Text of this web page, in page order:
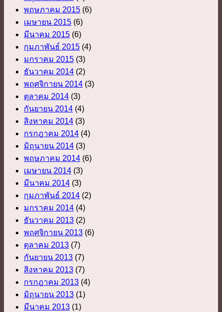
พฤษภาคม 2015 (6)
เมษายน 2015 (6)
มีนาคม 2015 (6)
กุมภาพันธ์ 2015 (4)
มกราคม 2015 (3)
ธันวาคม 2014 (2)
พฤศจิกายน 2014 (3)
ตุลาคม 2014 (3)
กันยายน 2014 (4)
สิงหาคม 2014 (3)
กรกฎาคม 2014 (4)
มิถุนายน 2014 (3)
พฤษภาคม 2014 (6)
เมษายน 2014 (3)
มีนาคม 2014 (3)
กุมภาพันธ์ 2014 (2)
มกราคม 2014 (4)
ธันวาคม 2013 (2)
พฤศจิกายน 2013 (6)
ตุลาคม 2013 (7)
กันยายน 2013 (7)
สิงหาคม 2013 (7)
กรกฎาคม 2013 (4)
มิถุนายน 2013 (1)
มีนาคม 2013 (1)